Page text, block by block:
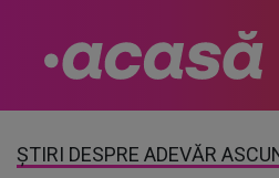
ȘTIRI DESPRE ADEVĂR